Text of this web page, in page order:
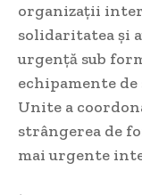
organizații
solidaritatea și
urgență sub
echipamente
Unite a
strângerea de
mai urgente